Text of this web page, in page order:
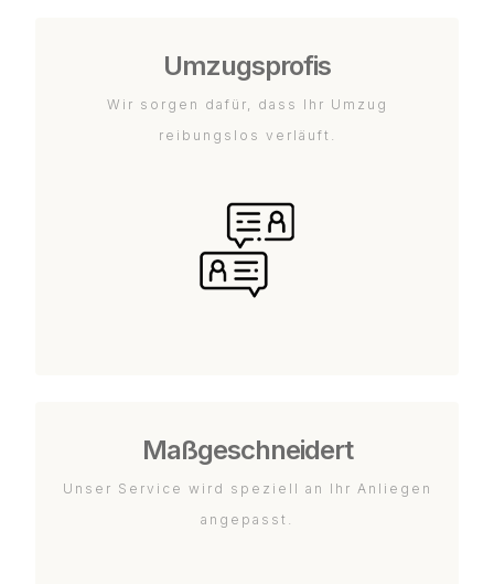
Umzugsprofis
Wir sorgen dafür, dass Ihr Umzug
reibungslos verläuft.
Maßgeschneidert
Unser Service wird speziell an Ihr Anliegen
angepasst.